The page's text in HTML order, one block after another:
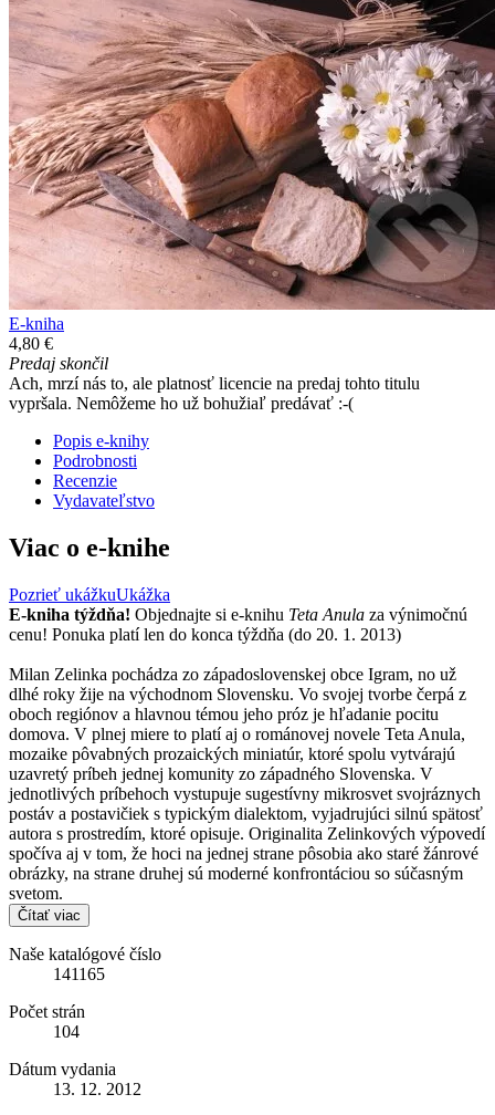
E-kniha
4,80 €
Predaj skončil
Ach, mrzí nás to, ale platnosť licencie na predaj tohto titulu
vypršala. Nemôžeme ho už bohužiaľ predávať :-(
Popis e-knihy
Podrobnosti
Recenzie
Vydavateľstvo
Viac o e-knihe
Pozrieť ukážkuUkážka
E-kniha týždňa! Objednajte si e-knihu Teta Anula za výnimočnú
cenu! Ponuka platí len do konca týždňa (do 20. 1. 2013)
Milan Zelinka pochádza zo západoslovenskej obce Igram, no už
dlhé roky žije na východnom Slovensku. Vo svojej tvorbe čerpá z
oboch regiónov a hlavnou témou jeho próz je hľadanie pocitu
domova. V plnej miere to platí aj o románovej novele Teta Anula,
mozaike pôvabných prozaických miniatúr, ktoré spolu vytvárajú
uzavretý príbeh jednej komunity zo západného Slovenska. V
jednotlivých príbehoch vystupuje sugestívny mikrosvet svojráznych
postáv a postavičiek s typickým dialektom, vyjadrujúci silnú spätosť
autora s prostredím, ktoré opisuje. Originalita Zelinkových výpovedí
spočíva aj v tom, že hoci na jednej strane pôsobia ako staré žánrové
obrázky, na strane druhej sú moderné konfrontáciou so súčasným
svetom.
Čítať viac
Naše katalógové číslo
141165
Počet strán
104
Dátum vydania
13. 12. 2012